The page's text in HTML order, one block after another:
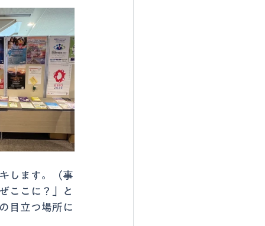
します。（事
ここに？」と
目立つ場所に